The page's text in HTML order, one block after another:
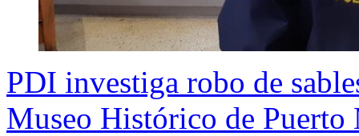
PDI investiga robo de
Museo Histórico de Puerto